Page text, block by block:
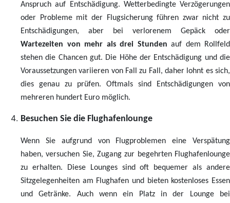
Anspruch auf Entschädigung. Wetterbedingte Verzögerungen
oder Probleme mit der Flugsicherung führen zwar nicht zu
Entschädigungen, aber bei verlorenem Gepäck oder
Wartezeiten von mehr als drei Stunden auf dem Rollfeld
stehen die Chancen gut. Die Höhe der Entschädigung und die
Voraussetzungen variieren von Fall zu Fall, daher lohnt es sich,
dies genau zu prüfen. Oftmals sind Entschädigungen von
mehreren hundert Euro möglich.
Besuchen Sie die Flughafenlounge
Wenn Sie aufgrund von Flugproblemen eine Verspätung
haben, versuchen Sie, Zugang zur begehrten Flughafenlounge
zu erhalten. Diese Lounges sind oft bequemer als andere
Sitzgelegenheiten am Flughafen und bieten kostenloses Essen
und Getränke. Auch wenn ein Platz in der Lounge bei